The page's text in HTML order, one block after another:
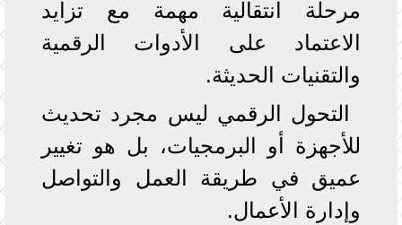
مرحلة انتقالية مهمة مع تزايد
الاعتماد على الأدوات الرقمية
والتقنيات الحديثة.
التحول الرقمي ليس مجرد تحديث
للأجهزة أو البرمجيات، بل هو تغيير
عميق في طريقة العمل والتواصل
وإدارة الأعمال.